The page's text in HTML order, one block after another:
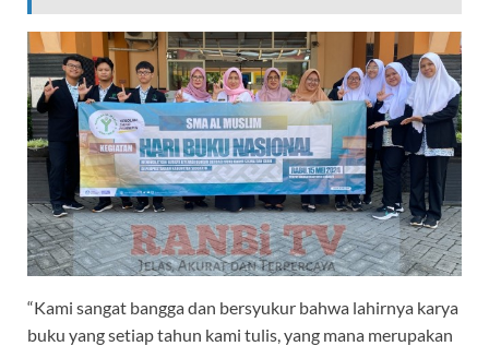
“Kami sangat bangga dan bersyukur bahwa lahirnya karya
buku yang setiap tahun kami tulis, yang mana merupakan